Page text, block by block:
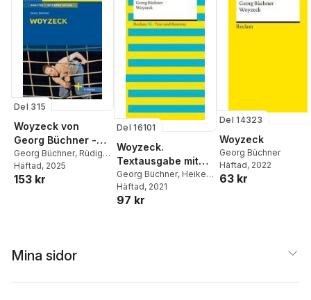
Del 315
Woyzeck von
Georg Büchner -
Textanalyse und
Interpretation
Georg Büchner, Rüdiger
Bernhardt
Häftad, 2025
153 kr
Del 16101
Woyzeck.
Textausgabe mit
Kommentar
Georg Büchner, Heike
Wirthwein
Häftad, 2021
97 kr
Del 14323
Woyzeck
Georg Büchner
Häftad, 2022
63 kr
Mina sidor